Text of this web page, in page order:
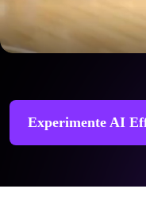
Experimente AI